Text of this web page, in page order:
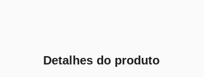
Detalhes do produto